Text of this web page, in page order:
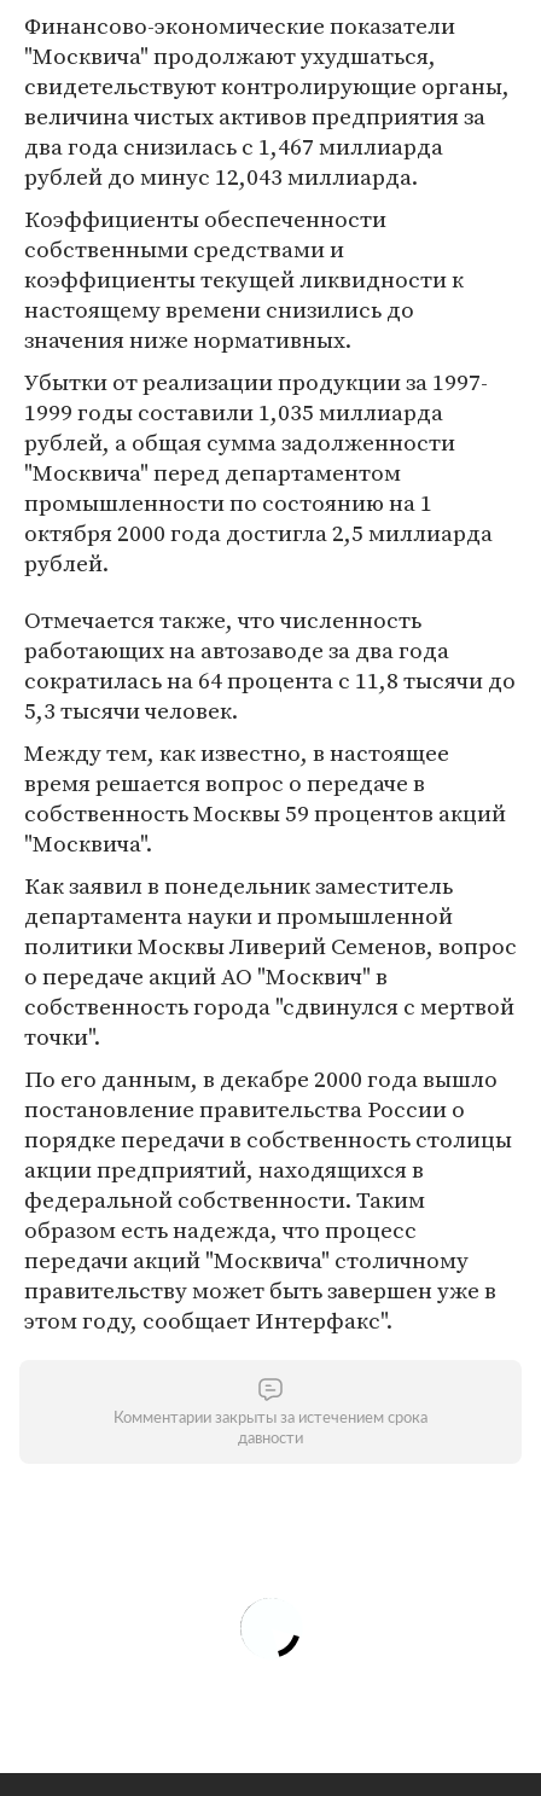
Финансово-экономические показатели
"Москвича" продолжают ухудшаться,
свидетельствуют контролирующие органы,
величина чистых активов предприятия за
два года снизилась с 1,467 миллиарда
рублей до минус 12,043 миллиарда.
Коэффициенты обеспеченности
собственными средствами и
коэффициенты текущей ликвидности к
настоящему времени снизились до
значения ниже нормативных.
Убытки от реализации продукции за 1997-
1999 годы составили 1,035 миллиарда
рублей, а общая сумма задолженности
"Москвича" перед департаментом
промышленности по состоянию на 1
октября 2000 года достигла 2,5 миллиарда
рублей.
Отмечается также, что численность
работающих на автозаводе за два года
сократилась на 64 процента с 11,8 тысячи до
5,3 тысячи человек.
Между тем, как известно, в настоящее
время решается вопрос о передаче в
собственность Москвы 59 процентов акций
"Москвича".
Как заявил в понедельник заместитель
департамента науки и промышленной
политики Москвы Ливерий Семенов, вопрос
о передаче акций АО "Москвич" в
собственность города "сдвинулся с мертвой
точки".
По его данным, в декабре 2000 года вышло
постановление правительства России о
порядке передачи в собственность столицы
акции предприятий, находящихся в
федеральной собственности. Таким
образом есть надежда, что процесс
передачи акций "Москвича" столичному
правительству может быть завершен уже в
этом году, сообщает Интерфакс".
Комментарии закрыты за истечением срока
давности